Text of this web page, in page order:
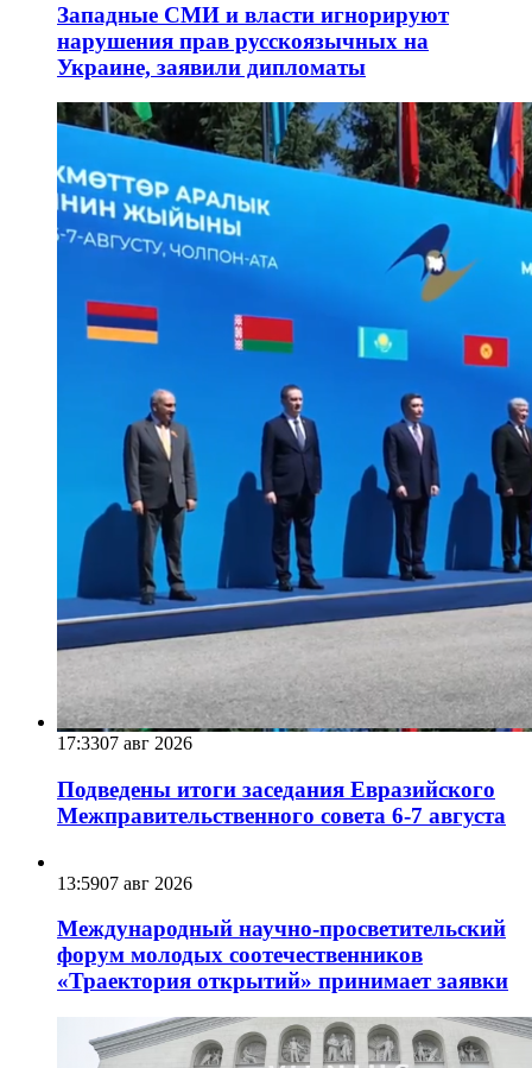
Западные СМИ и власти игнорируют
нарушения прав русскоязычных на
Украине, заявили дипломаты
17:3307 авг 2026
Подведены итоги заседания Евразийского
Межправительственного совета 6-7 августа
13:5907 авг 2026
Международный научно-просветительский
форум молодых соотечественников
«Траектория открытий» принимает заявки